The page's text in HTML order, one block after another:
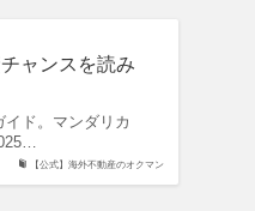
【公式】海外不動産のオクマン
ャンスを読み
ド。マンダリカ